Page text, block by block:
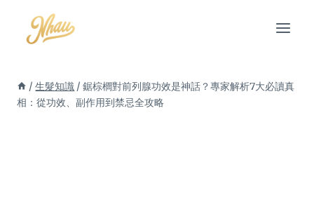
content
/ 生髮知識 / 鋸棕櫚對前列腺功效是神話？專家解析7大必讀真
相：從功效、副作用到禁忌全攻略